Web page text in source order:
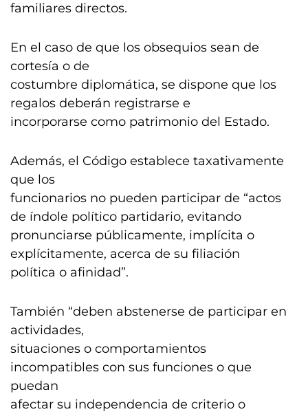
familiares directos.
En el caso de que los obsequios sean de
cortesía o de
costumbre diplomática, se dispone que los
regalos deberán registrarse e
incorporarse como patrimonio del Estado.
Además, el Código establece taxativamente
que los
funcionarios no pueden participar de “actos
de índole político partidario, evitando
pronunciarse públicamente, implícita o
explícitamente, acerca de su filiación
política o afinidad”.
También “deben abstenerse de participar en
actividades,
situaciones o comportamientos
incompatibles con sus funciones o que
puedan
afectar su independencia de criterio o